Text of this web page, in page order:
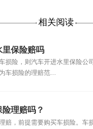
相关阅读
里保险赔吗
损险，则汽车开进水里保险公司
车损险的理赔范...
理赔吗？
赔，前提需要购买车损险。车